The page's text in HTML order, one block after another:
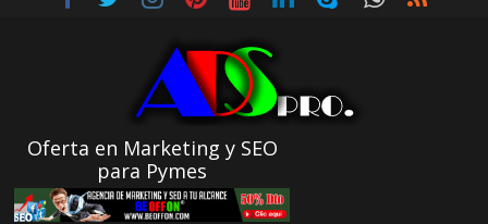
Oferta en Marketing y SEO
para Pymes